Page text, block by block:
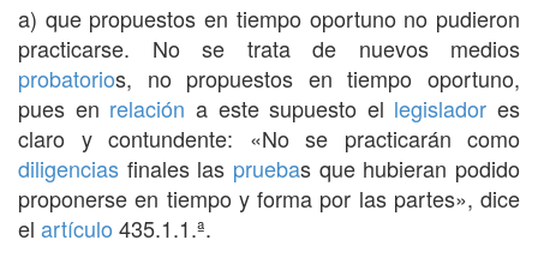
a) que propuestos en tiempo oportuno no pudieron
practicarse. No se trata de nuevos medios
probatorios, no propuestos en tiempo oportuno,
pues en relación a este supuesto el legislador es
claro y contundente: «No se practicarán como
diligencias finales las pruebas que hubieran podido
proponerse en tiempo y forma por las partes», dice
el artículo 435.1.1.ª.